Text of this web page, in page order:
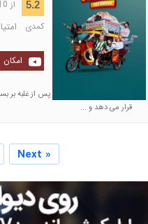
5.2 از 10
کمدی
دوستان کاچین برگشته اند. پس از غلبه بر
قرار می دهد و ...
Next »